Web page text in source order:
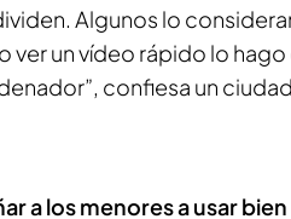
Algunos lo
ver un vídeo rápido lo hago
confiesa un
a los menores a usar